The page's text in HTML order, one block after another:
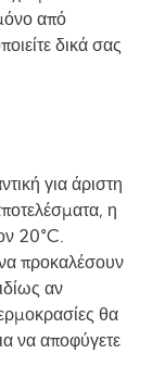
από
δικά σας
για άριστη
η
20°C.
προκαλέσουν
αν
θα
να αποφύγετε